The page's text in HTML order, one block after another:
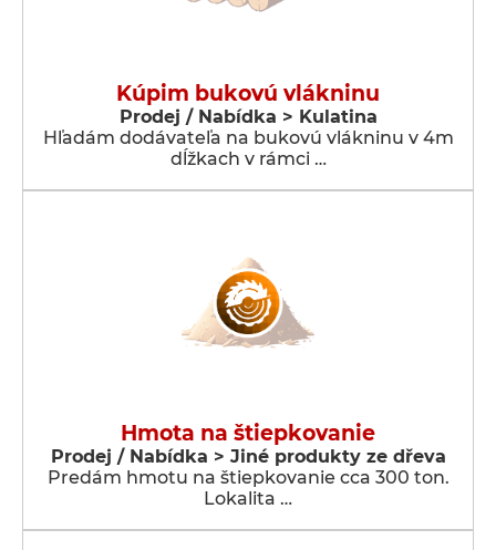
Kúpim bukovú vlákninu
Prodej / Nabídka > Kulatina
Hľadám dodávateľa na bukovú vlákninu v 4m
dĺžkach v rámci …
Hmota na štiepkovanie
Prodej / Nabídka > Jiné produkty ze dřeva
Predám hmotu na štiepkovanie cca 300 ton.
Lokalita …